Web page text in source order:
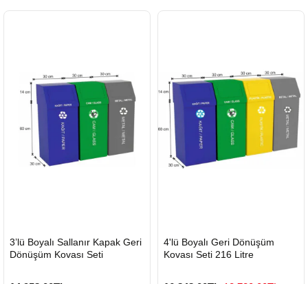
GÖNDERİ
3’lü Boyalı Sallanır Kapak Geri
Dönüşüm Kovası Seti
GÖNDERİ
4'lü Boyalı Geri Dönüşüm
Kovası Seti 216 Litre